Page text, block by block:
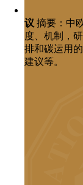
议 摘要：中
度、机制，
排和碳运用
建议等。